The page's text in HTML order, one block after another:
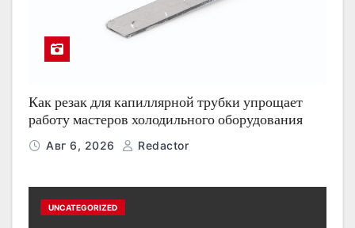
Как резак для капиллярной трубки упрощает
работу мастеров холодильного оборудования
Авг 6, 2026 Redactor
UNCATEGORIZED